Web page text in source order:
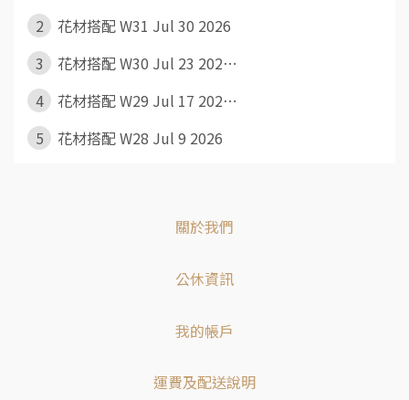
2
花材搭配 W31 Jul 30 2026
3
花材搭配 W30 Jul 23 202⋯
4
花材搭配 W29 Jul 17 202⋯
5
花材搭配 W28 Jul 9 2026
關於我們
公休資訊
我的帳戶
運費及配送說明